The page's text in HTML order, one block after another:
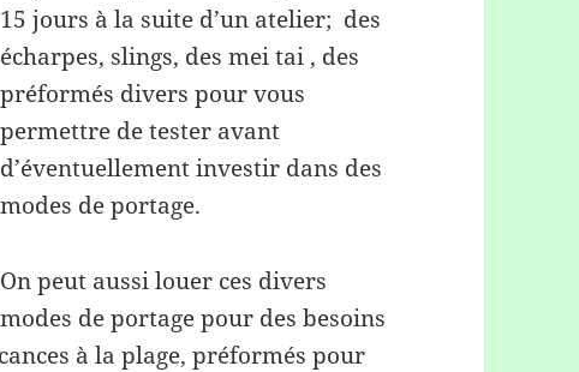
15 jours à la suite d’un atelier; des
écharpes, slings, des mei tai , des
préformés divers pour vous
permettre de tester avant
d’éventuellement investir dans des
modes de portage.
On peut aussi louer ces divers
modes de portage pour des besoins
à la plage, préformés pour